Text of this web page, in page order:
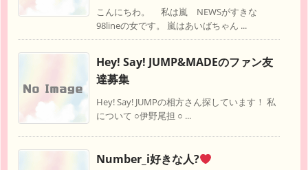
こんにちわ。 私は嵐 NEWSがすきな
98lineの女です。 嵐はあいばちゃん ...
Hey! Say! JUMP&MADEのファン友
達募集
Hey! Say! JUMPの相方さん探しています！ 私
について ○伊野尾担 ○ ...
Number_i好きな人?